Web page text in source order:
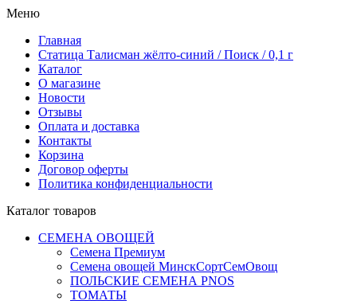
Меню
Главная
Статица Талисман жёлто-синий / Поиск / 0,1 г
Каталог
О магазине
Новости
Отзывы
Оплата и доставка
Контакты
Корзина
Договор оферты
Политика конфиденциальности
Каталог товаров
СЕМЕНА ОВОЩЕЙ
Семена Премиум
Семена овощей МинскСортСемОвощ
ПОЛЬСКИЕ СЕМЕНА PNOS
ТОМАТЫ